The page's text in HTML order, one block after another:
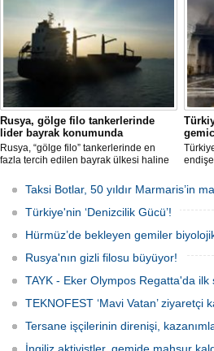
kapsamında, gemideki iki yabancı
uyruklu kişi bir gemi mürettebatı
gözaltına alındı.
Rusya, gölge filo tankerlerinde
lider bayrak konumunda
Rusya, “gölge filo” tankerlerinde en
fazla tercih edilen bayrak ülkesi haline
birlikte çok sayıda tanker Rus bayrağına
geçerken, bu durum küresel denizcilik
yaptırımlarının uygulanması açısından
yeni bir tablo ortaya koyuyor.
Taksi Botlar, 50 yıldır Marmaris’in
Türkiye'nin ‘Denizcilik Gücü’!
Hürmüz’de bekleyen gemiler
Rusya'nın gizli filosu büyüyor!
TAYK - Eker Olympos Regatta'da ilk
TEKNOFEST ‘Mavi Vatan’ ziyaretçi
Tersane işçilerinin direnişi,